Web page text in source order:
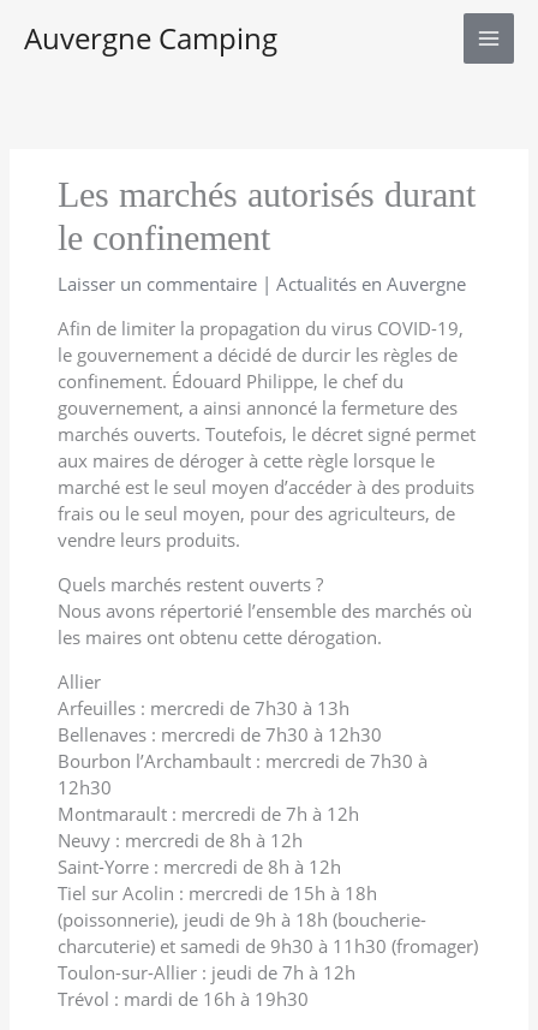
Auvergne Camping
Les marchés autorisés durant
le confinement
Laisser un commentaire |Actualités en Auvergne
Afin de limiter la propagation du virus COVID-19,
le gouvernement a décidé de durcir les règles de
confinement. Édouard Philippe, le chef du
gouvernement, a ainsi annoncé la fermeture des
marchés ouverts. Toutefois, le décret signé permet
aux maires de déroger à cette règle lorsque le
marché est le seul moyen d’accéder à des produits
frais ou le seul moyen, pour des agriculteurs, de
vendre leurs produits.
Quels marchés restent ouverts ?
Nous avons répertorié l’ensemble des marchés où
les maires ont obtenu cette dérogation.
Allier
Arfeuilles : mercredi de 7h30 à 13h
Bellenaves : mercredi de 7h30 à 12h30
Bourbon l’Archambault : mercredi de 7h30 à
12h30
Montmarault : mercredi de 7h à 12h
Neuvy : mercredi de 8h à 12h
Saint-Yorre : mercredi de 8h à 12h
Tiel sur Acolin : mercredi de 15h à 18h
(poissonnerie), jeudi de 9h à 18h (boucherie-
charcuterie) et samedi de 9h30 à 11h30 (fromager)
Toulon-sur-Allier : jeudi de 7h à 12h
Trévol : mardi de 16h à 19h30